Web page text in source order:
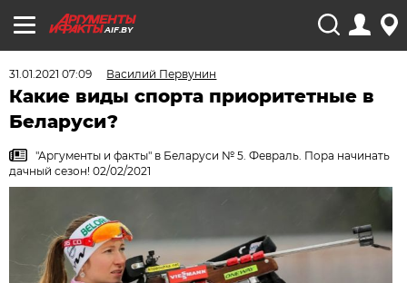
AIF.BY
31.01.2021 07:09 Василий Первунин
Какие виды спорта приоритетные в
Беларуси?
"Аргументы и факты" в Беларуси № 5. Февраль. Пора начинать
дачный сезон! 02/02/2021